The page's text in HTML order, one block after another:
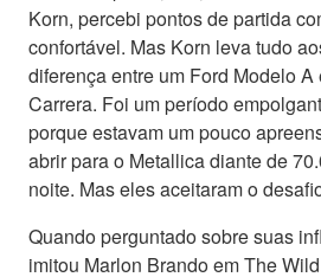
Korn, percebi pontos de partida
confortável. Mas Korn leva tudo
diferença entre um Ford Modelo
Carrera. Foi um período
porque estavam um pouco
abrir para o Metallica diante de
noite. Mas eles aceitaram o
Quando perguntado sobre suas
imitou Marlon Brando em The